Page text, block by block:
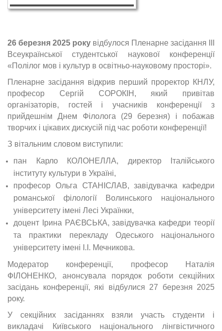
26 березня 2025 року відбулося Пленарне засідання ІІІ
Всеукраїнської студентської наукової конференції
«Полілог мов і культур в освітньо-науковому просторі».
Пленарне засідання відкрив перший проректор КНЛУ,
професор Сергій СОРОКІН, який привітав
організаторів, гостей і учасників конференції з
прийдешнім Днем Філолога (29 березня) і побажав
творчих і цікавих дискусій під час роботи конференції!
З вітальним словом виступили:
пан Карло КОЛОНЕЛЛА, директор Італійського
інституту культури в Україні,
професор Ольга СТАНІСЛАВ, завідувачка кафедри
романської філології Волинського національного
університету імені Лесі Українки,
доцент Ірина РАЄВСЬКА, завідувачка кафедри теорії
та практики перекладу Одеського національного
університету імені І.І. Мечникова.
Модератор конференції, професор Наталія
ФІЛОНЕНКО, анонсувала порядок роботи секційних
засідань конференції, які відбулися 27 березня 2025
року.
У секційних засіданнях взяли участь студенти і
викладачі Київського національного лінгвістичного